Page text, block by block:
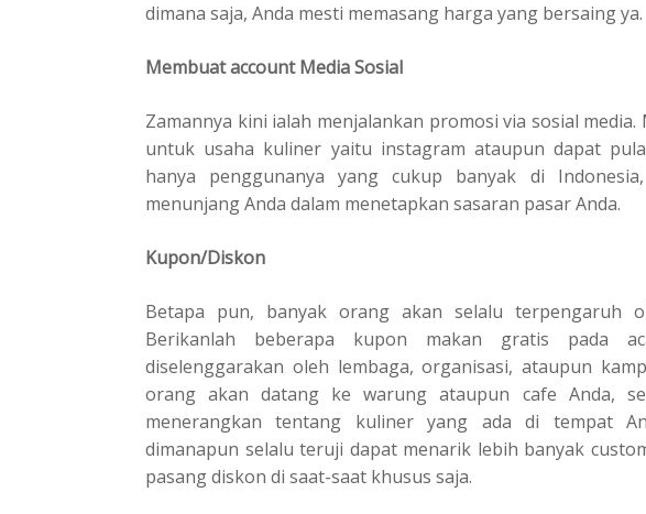
dimana saja, Anda mesti memasang harga yang bersaing ya.
Membuat account Media Sosial
Zamannya kini ialah menjalankan promosi via sosial
untuk usaha kuliner yaitu instagram ataupun dapat
hanya penggunanya yang cukup banyak di
menunjang Anda dalam menetapkan sasaran pasar Anda.
Kupon/Diskon
Betapa pun, banyak orang akan selalu terpengaruh
Berikanlah beberapa kupon makan gratis pada
diselenggarakan oleh lembaga, organisasi, ataupun
orang akan datang ke warung ataupun cafe Anda,
menerangkan tentang kuliner yang ada di tempat
dimanapun selalu teruji dapat menarik lebih banyak
pasang diskon di saat-saat khusus saja.